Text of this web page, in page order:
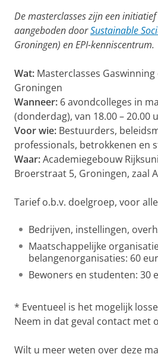
De masterclasses zijn een
aangeboden doorSustainable
Groningen) en EPI-kenniscentrum.
Wat: Masterclasses
Groningen
Wanneer: 6 avondcolleges in
(donderdag), van 18.00 – 20.00
Voor wie: Bestuurders,
professionals, betrokkenen en
Waar:Academiegebouw
Broerstraat 5, Groningen, zaal
Tarief o.b.v. doelgroep, voor
Bedrijven, instellingen,
Maatschappelijke
belangenorganisaties: 60
Bewoners en studenten: 30
* Eventueel is het mogelijk
Neem in dat geval contact met
Wilt u meer weten over deze